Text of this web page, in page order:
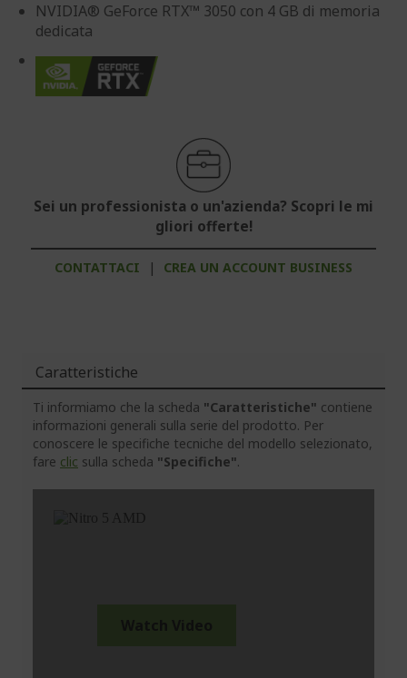
NVIDIA® GeForce RTX™ 3050 con 4 GB di memoria
dedicata
Sei un professionista o un'azienda? Scopri le mi
gliori offerte!
CONTATTACI | CREA UN ACCOUNT BUSINESS
Caratteristiche
Ti informiamo che la scheda "Caratteristiche" contiene
informazioni generali sulla serie del prodotto. Per
conoscere le specifiche tecniche del modello selezionato,
fare clic sulla scheda "Specifiche".